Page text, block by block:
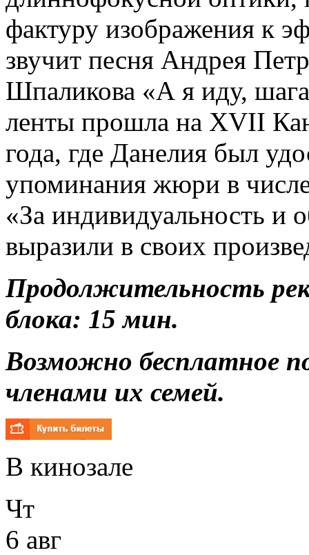
фактуру изображения к
звучит песня Андрея
Шпаликова «А я иду,
ленты прошла на XVII
года, где Данелия был
упоминания жюри в
«За индивидуальность и
выразили в своих
Продолжительность
блока: 15 мин.
Возможно бесплатное
членами их семей.
В кинозале
Чт
6 авг